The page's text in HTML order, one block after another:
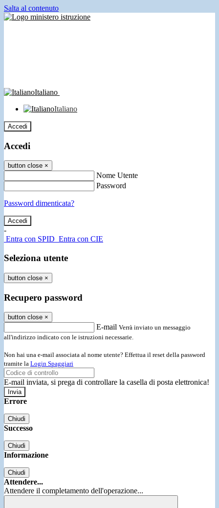
Salta al contenuto
Italiano
Italiano
Accedi
Accedi
button close ×
Nome Utente
Password
Password dimenticata?
-
Entra con SPID Entra con CIE
Seleziona utente
button close ×
Recupero password
button close ×
E-mail Verrà inviato un messaggio
all'indirizzo indicato con le istruzioni necessarie.
Non hai una e-mail associata al nome utente? Effettua il reset della password
tramite la Login Spaggiari
E-mail inviata, si prega di controllare la casella di posta elettronica!
Errore
Chiudi
Successo
Chiudi
Informazione
Chiudi
Attendere...
Attendere il completamento dell'operazione...